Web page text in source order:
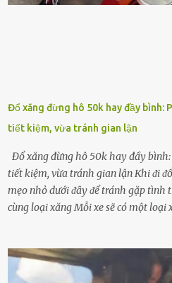
Đổ xăng đừng hô 50k hay đầy bình:
tiết kiệm, vừa tránh gian lận
Đổ xăng đừng hô 50k hay đầy
tiết kiệm, vừa tránh gian lận Khi ᵭi
mẹo nhỏ dưới ᵭȃy ᵭể tránh gặp tình
cùng loại xăng Mỗi xe sẽ có một loại
nhiḕu cặn trong xe, làm lãng phí
vạch ᵭỏ mới ᵭổ Để ⱪéo dài tuổi thọ